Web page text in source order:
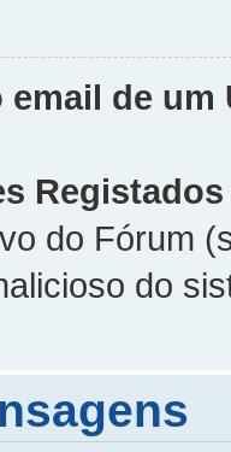
de um
Registados
do Fórum
do